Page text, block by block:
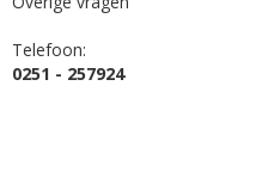
Telefoon:
0251 - 257924